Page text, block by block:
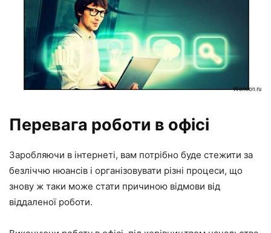
Перевага роботи в офісі
Заробляючи в інтернеті, вам потрібно буде стежити за
безліччю нюансів і організовувати різні процеси, що
знову ж таки може стати причиною відмови від
віддаленої роботи.